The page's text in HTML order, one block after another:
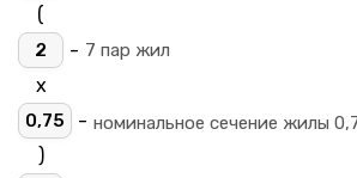
(
2 - 7 пар жил
х
0,75 - номинальное сечение жилы
)